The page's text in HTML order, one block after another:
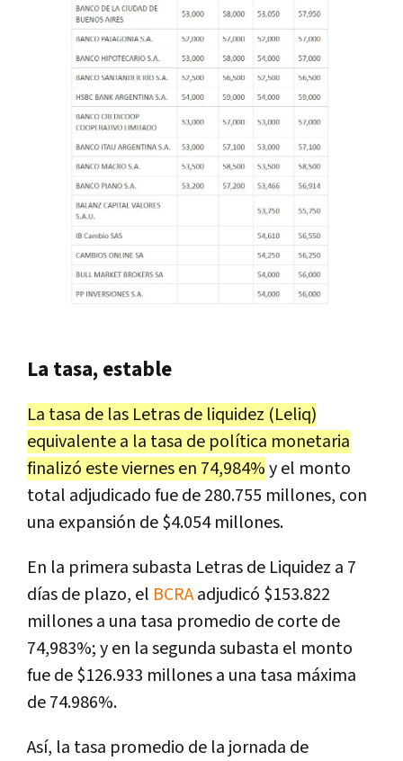
La tasa, estable
La tasa de las Letras de liquidez (Leliq)
equivalente a la tasa de política monetaria
finalizó este viernes en 74,984%y el monto
total adjudicado fue de 280.755 millones, con
una expansión de $4.054 millones.
En la primera subasta Letras de Liquidez a 7
días de plazo, el BCRAadjudicó $153.822
millones a una tasa promedio de corte de
74,983%; y en la segunda subasta el monto
fue de $126.933 millones a una tasa máxima
de 74.986%.
Así, la tasa promedio de la jornada de